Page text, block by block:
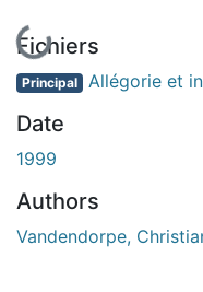
En cours de
Fichiers
Principal Allégorie et
Date
1999
Authors
Vandendorpe,